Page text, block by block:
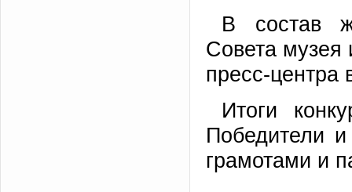
В состав
Совета музея
пресс-центра
Итоги
Победители
грамотами и